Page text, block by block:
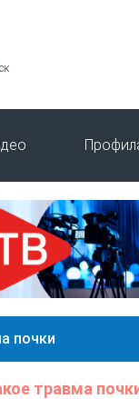
почки
травма